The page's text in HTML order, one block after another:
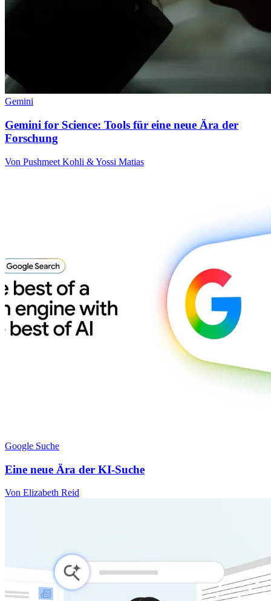
Gemini
Gemini for Science: Tools für eine neue Ära der
Forschung
Von Pushmeet Kohli & Yossi Matias
Google Suche
Eine neue Ära der KI-Suche
Von Elizabeth Reid